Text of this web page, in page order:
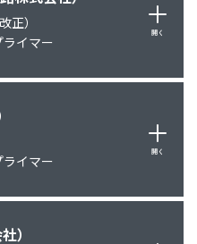
正）
イマー
開く
イマー
開く
）